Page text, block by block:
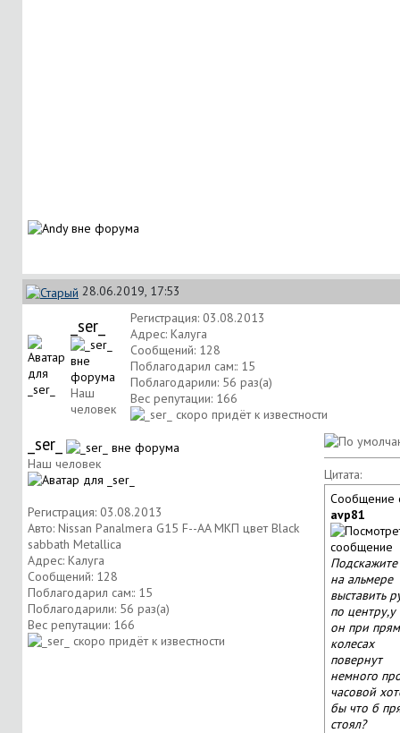
28.06.2019, 17:53
_ser_
Наш
человек
Регистрация: 03.08.2013
Адрес: Калуга
Сообщений: 128
Поблагодарил сам:: 15
Поблагодарили: 56 раз(а)
Вес репутации: 166
_ser_
Наш человек
Регистрация: 03.08.2013
Авто: Nissan Panalmera G15 F--AA МКП цвет Black
sabbath Metallica
Адрес: Калуга
Сообщений: 128
Поблагодарил сам:: 15
Поблагодарили: 56 раз(а)
Вес репутации: 166
Цитата:
Сообщение
avp81
Подскажите
на альмере
выставить
по
он при
колесах
повернут
немного
часовой
бы что б
стоял?